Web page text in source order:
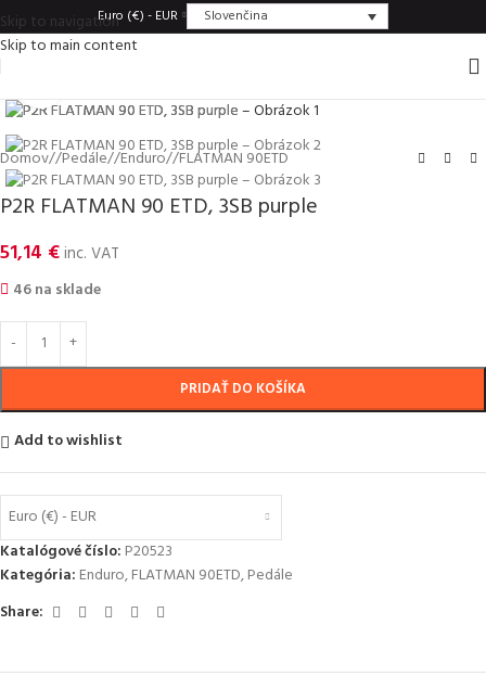
Skip to navigation
Skip to main content
Euro (€) - EUR Slovenčina
Domov/ Pedále/ Enduro/ FLATMAN 90ETD
P2R FLATMAN 90 ETD, 3SB purple
51,14 €inc. VAT
46 na sklade
PRIDAŤ DO KOŠÍKA
Add to wishlist
Euro (€) - EUR
Katalógové číslo: P20523
Kategória: Enduro,FLATMAN 90ETD,Pedále
Share: